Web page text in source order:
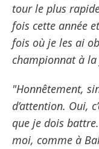
tour le plus
fois cette année
fois où je les ai
championnat à la
"Honnêtement,
d’attention. Oui,
que je dois
moi, comme à